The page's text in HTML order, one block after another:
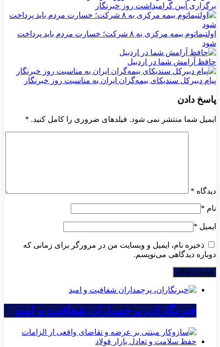
برگزاری آیین گرامیداشت روز خبرنگار
اولتیماتوم بیمه مرکزی به ۸ شرکت؛ خسارت مردم باید پرداخت
شود
حافظ آرامش شما در اردبیل
پیام دبیرکل سندیکای بیمه‌گران ایران به مناسبت روز خبرنگار
پاسخ دادن
ایمیل شما منتشر نمی شود. فیلدهای ضروری را کامل کنید. *
دیدگاه *
نام *
ایمیل *
ذخیره نام، ایمیل و وبسایت من در مرورگر برای زمانی که
دوباره دیدگاهی می‌نویسم.
خبرنگاران، پرچمداران شفافیت و امید